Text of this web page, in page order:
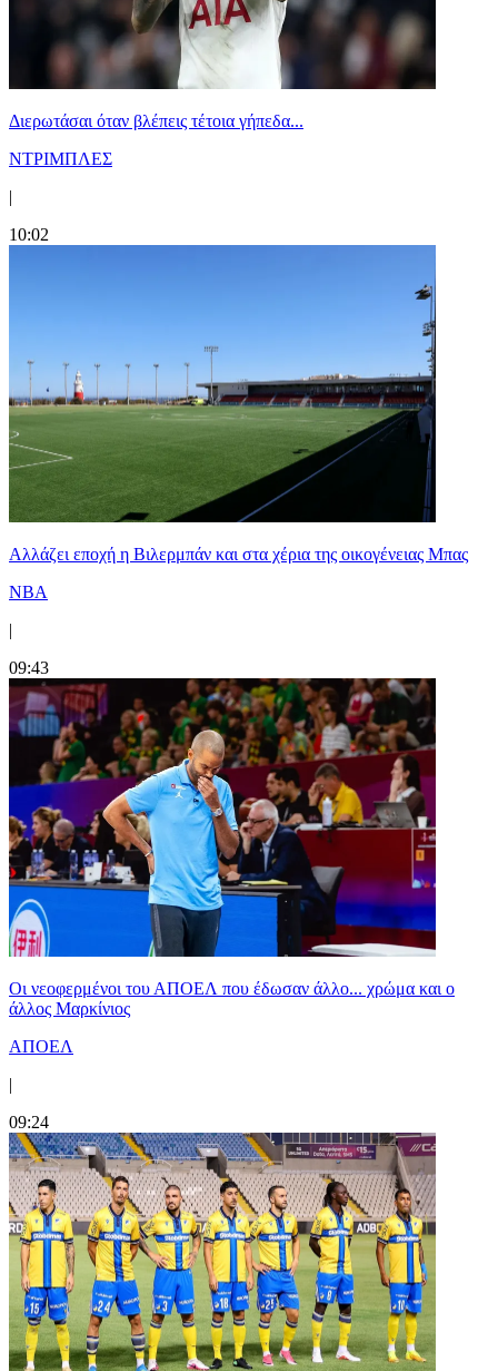
Διερωτάσαι όταν βλέπεις τέτοια γήπεδα...
ΝΤΡΙΜΠΛΕΣ
|
10:02
Aλλάζει εποχή η Βιλερμπάν και στα χέρια της οικογένειας Μπας
NBA
|
09:43
Οι νεοφερμένοι του ΑΠΟΕΛ που έδωσαν άλλο... χρώμα και ο
άλλος Μαρκίνιος
ΑΠΟΕΛ
|
09:24